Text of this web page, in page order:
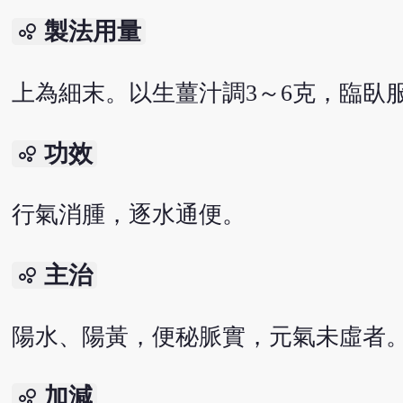
bubble_chart 製法用量
上為細末。以生薑汁調3～6克，臨臥
bubble_chart 功效
行氣消腫，逐水通便。
bubble_chart 主治
陽水、陽黃，便秘脈實，元氣未虛者
bubble_chart 加減